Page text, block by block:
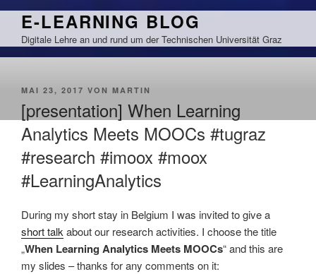
Zum
springen
E-LEARNING BLOG
Digitale Lehre an und rund um der Technischen Universität Graz
VERÖFFENTLICHT
MAI 23, 2017 VON MARTIN
[presentation] When Learning
Analytics Meets MOOCs #tugraz
#research #imoox #moox
#LearningAnalytics
During my short stay in Belgium I was invited to give a
short talkabout our research activities. I choose the title
„When Learning Analytics Meets MOOCs“ and this are
my slides – thanks for any comments on it: